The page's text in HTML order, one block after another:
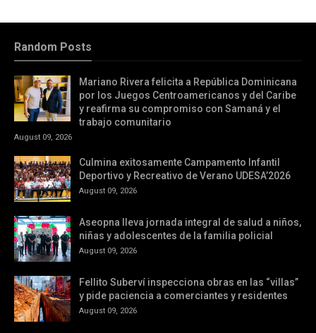
Random Posts
Mariano Rivera felicita a República Dominicana
por los Juegos Centroamericanos y del Caribe
y reafirma su compromiso con Samaná y el
trabajo comunitario
August 09, 2026
Culmina exitosamente Campamento Infantil
Deportivo y Recreativo de Verano UDESA’2026
August 09, 2026
Aseopna lleva jornada integral de salud a niños,
niñas y adolescentes de la familia policial
August 09, 2026
Fellito Suberví inspecciona obras en las “villas”
y pide paciencia a comerciantes y residentes
August 09, 2026